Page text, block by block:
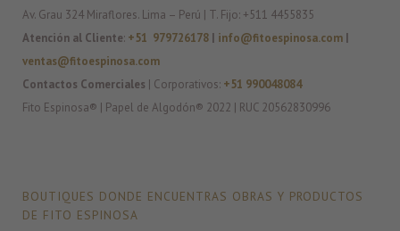
Av. Grau 324 Miraflores. Lima – Perú | T. Fijo: +511 4455835
Atención al Cliente: +51 979726178 | info@fitoespinosa.com |
ventas@fitoespinosa.com
Contactos Comerciales | Corporativos: +51 990048084
Fito Espinosa® | Papel de Algodón® 2022 | RUC 20562830996
BOUTIQUES DONDE ENCUENTRAS OBRAS Y PRODUCTOS
DE FITO ESPINOSA